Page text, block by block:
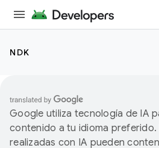
NDK
Google utiliza tecnología de IA
contenido a tu idioma
realizadas con IA pueden